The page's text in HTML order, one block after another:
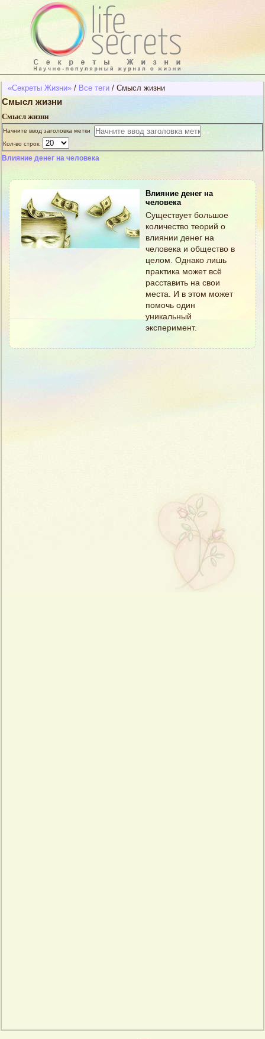
«Секреты Жизни» / Все теги / Смысл жизни
Смысл жизни
Смысл жизни
Начните ввод заголовка метки
Кол-во строк:
Влияние денег на человека
Влияние денег на
человека
Существует большое
количество теорий о
влиянии денег на
человека и общество в
целом. Однако лишь
практика может всё
расставить на свои
места. И в этом может
помочь один
уникальный
эксперимент.